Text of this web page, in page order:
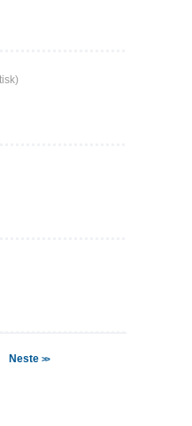
Neste >>